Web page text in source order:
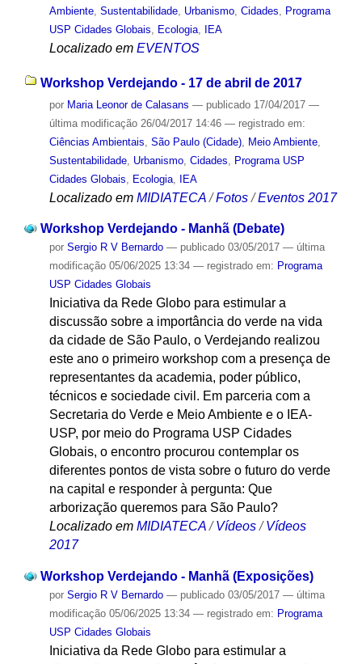
Ambiente, Sustentabilidade, Urbanismo, Cidades, Programa
USP Cidades Globais, Ecologia, IEA
Localizado em EVENTOS
Workshop Verdejando - 17 de abril de 2017
por Maria Leonor de Calasans — publicado17/04/2017 —
última modificação26/04/2017 14:46 — registrado em:
Ciências Ambientais São Paulo (Cidade), Meio Ambiente,
Sustentabilidade, Urbanismo, Cidades
Programa USP
Cidades Globais
Ecologia, IEA
Localizado em MIDIATECA /Fotos /Eventos 2017
Workshop Verdejando - Manhã (Debate)
por Sergio R V Bernardo — publicado03/05/2017 — última
modificação05/06/2025 13:34 — registrado em: Programa
USP Cidades Globais
Iniciativa da Rede Globo para estimular a
discussão sobre a importância do verde na vida
da cidade de São Paulo, o Verdejando realizou
este ano o primeiro workshop com a presença de
representantes da academia, poder público,
técnicos e sociedade civil. Em parceria com a
Secretaria do Verde e Meio Ambiente e o IEA-
USP, por meio do Programa USP Cidades
Globais, o encontro procurou contemplar os
diferentes pontos de vista sobre o futuro do verde
na capital e responder à pergunta: Que
arborização queremos para São Paulo?
Localizado em MIDIATECA / Vídeos / Vídeos
2017
Workshop Verdejando - Manhã (Exposições)
por Sergio R V Bernardo — publicado03/05/2017 — última
modificação05/06/2025 13:34 — registrado em: Programa
USP Cidades Globais
Iniciativa da Rede Globo para estimular a